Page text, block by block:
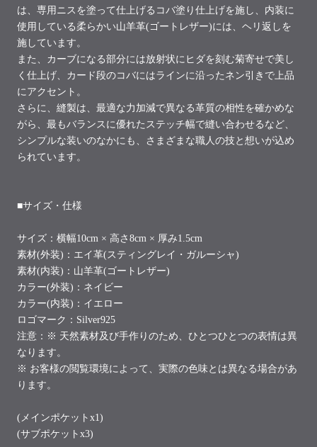
は、専用ニスを塗って仕上げるコバ塗り仕上げを施し、内装に
使用している柔らかい山羊革(ゴートレザー)には、ヘリ返しを
施しています。
また、カーブになる部分には放射状にヒダを刻む菊寄せで美し
く仕上げ、カード段のコバにはラインに沿ったネン引きで上品
にアクセント。
さらに、縫製は、最適な力加減で異なる革質の相性を確かめな
がら、最もバランスに優れたステッチ幅で縫い合わせるなど、
シンプルな装いのなかにも、さまざまな職人の技と想いが込め
られています。
■サイズ・仕様
サイズ：横幅10cm × 高さ8cm × 厚み1.5cm
素材(外装)：エイ革(スティングレイ・ガルーシャ)
素材(内装)：山羊革(ゴートレザー)
カラー(外装)：ネイビー
カラー(内装)：イエロー
ロゴマーク：Silver925
注意： ※ 天然素材及び手作りのため、ひとつひとつの表情は異
なります。
※ お客様の閲覧環境によって、実際の色味とは異なる場合があ
ります。
(メインポケットx1)
(サブポケットx3)